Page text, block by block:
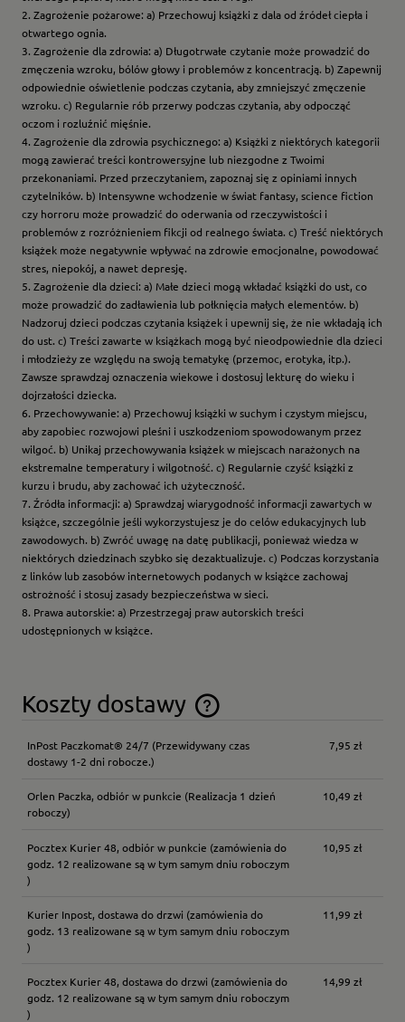
2. Zagrożenie pożarowe: a) Przechowuj książki z dala od źródeł ciepła i
otwartego ognia.
3. Zagrożenie dla zdrowia: a) Długotrwałe czytanie może prowadzić do
zmęczenia wzroku, bólów głowy i problemów z koncentracją. b) Zapewnij
odpowiednie oświetlenie podczas czytania, aby zmniejszyć zmęczenie
wzroku. c) Regularnie rób przerwy podczas czytania, aby odpocząć
oczom i rozluźnić mięśnie.
4. Zagrożenie dla zdrowia psychicznego: a) Książki z niektórych kategorii
mogą zawierać treści kontrowersyjne lub niezgodne z Twoimi
przekonaniami. Przed przeczytaniem, zapoznaj się z opiniami innych
czytelników. b) Intensywne wchodzenie w świat fantasy, science fiction
czy horroru może prowadzić do oderwania od rzeczywistości i
problemów z rozróżnieniem fikcji od realnego świata. c) Treść niektórych
książek może negatywnie wpływać na zdrowie emocjonalne, powodować
stres, niepokój, a nawet depresję.
5. Zagrożenie dla dzieci: a) Małe dzieci mogą wkładać książki do ust, co
może prowadzić do zadławienia lub połknięcia małych elementów. b)
Nadzoruj dzieci podczas czytania książek i upewnij się, że nie wkładają ich
do ust. c) Treści zawarte w książkach mogą być nieodpowiednie dla dzieci
i młodzieży ze względu na swoją tematykę (przemoc, erotyka, itp.).
Zawsze sprawdzaj oznaczenia wiekowe i dostosuj lekturę do wieku i
dojrzałości dziecka.
6. Przechowywanie: a) Przechowuj książki w suchym i czystym miejscu,
aby zapobiec rozwojowi pleśni i uszkodzeniom spowodowanym przez
wilgoć. b) Unikaj przechowywania książek w miejscach narażonych na
ekstremalne temperatury i wilgotność. c) Regularnie czyść książki z
kurzu i brudu, aby zachować ich użyteczność.
7. Źródła informacji: a) Sprawdzaj wiarygodność informacji zawartych w
książce, szczególnie jeśli wykorzystujesz je do celów edukacyjnych lub
zawodowych. b) Zwróć uwagę na datę publikacji, ponieważ wiedza w
niektórych dziedzinach szybko się dezaktualizuje. c) Podczas korzystania
z linków lub zasobów internetowych podanych w książce zachowaj
ostrożność i stosuj zasady bezpieczeństwa w sieci.
8. Prawa autorskie: a) Przestrzegaj praw autorskich treści
udostępnionych w książce.
Koszty dostawy
Cena nie zawiera ewentualnych kosztów płatności
InPost Paczkomat® 24/7 (Przewidywany czas
dostawy 1-2 dni robocze.)
7,95 zł
Orlen Paczka, odbiór w punkcie (Realizacja 1 dzień
roboczy)
10,49 zł
Pocztex Kurier 48, odbiór w punkcie (zamówienia do
godz. 12 realizowane są w tym samym dniu roboczym
)
10,95 zł
Kurier Inpost, dostawa do drzwi (zamówienia do
godz. 13 realizowane są w tym samym dniu roboczym
)
11,99 zł
Pocztex Kurier 48, dostawa do drzwi (zamówienia do
godz. 12 realizowane są w tym samym dniu roboczym
)
14,99 zł